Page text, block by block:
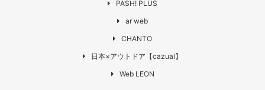
PASH! PLUS
ar web
CHANTO
日本×アウトドア【cazual】
Web LEON